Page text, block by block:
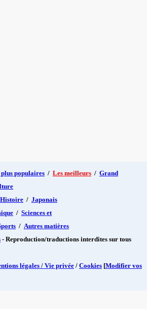
plus populaires / Les meilleurs / Grand
Histoire / Japonais
/ Sciences et
/ Autres matières
- Reproduction/traductions interdites sur tous
légales / Vie privée / Cookies [Modifier vos